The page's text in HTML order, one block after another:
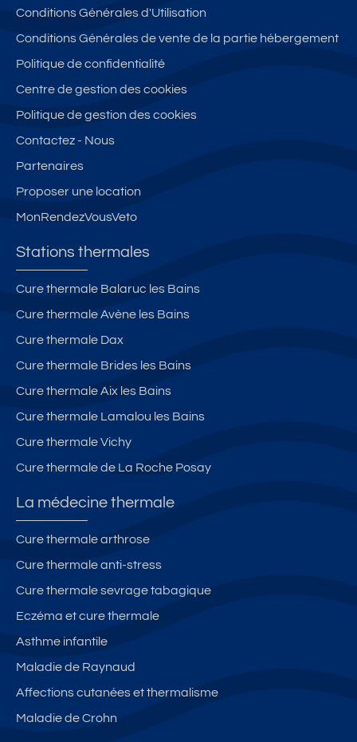
Conditions Générales d'Utilisation
Conditions Générales de vente de la partie hébergement
Politique de confidentialité
Centre de gestion des cookies
Politique de gestion des cookies
Contactez - Nous
Partenaires
Proposer une location
MonRendezVousVeto
Stations thermales
Cure thermale Balaruc les Bains
Cure thermale Avène les Bains
Cure thermale Dax
Cure thermale Brides les Bains
Cure thermale Aix les Bains
Cure thermale Lamalou les Bains
Cure thermale Vichy
Cure thermale de La Roche Posay
La médecine thermale
Cure thermale arthrose
Cure thermale anti-stress
Cure thermale sevrage tabagique
Eczéma et cure thermale
Asthme infantile
Maladie de Raynaud
Affections cutanées et thermalisme
Maladie de Crohn